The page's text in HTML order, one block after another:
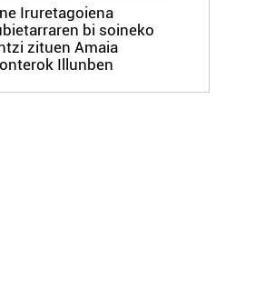
Iruretagoiena
bi soineko
zituen Amaia
Illunben